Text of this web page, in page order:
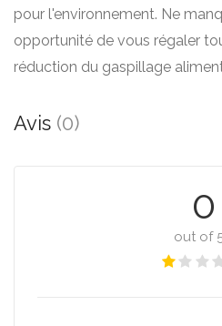
pour l'environnement. Ne
opportunité de vous régaler
réduction du gaspillage
Avis (0)
0
out of